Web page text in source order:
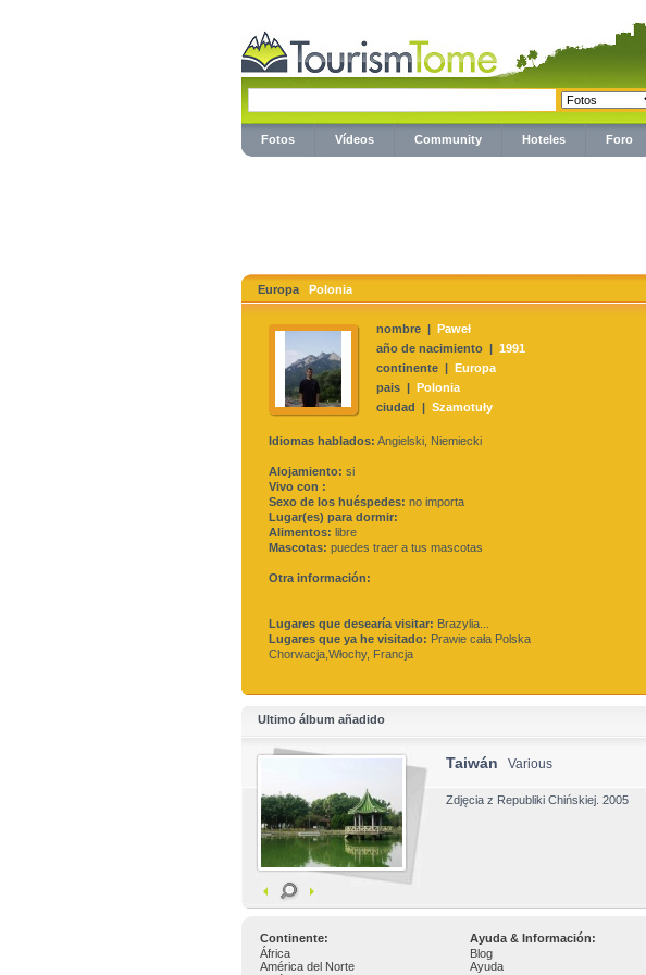
Fotos Vídeos Community Hoteles Foro
Europa Polonia
nombre | Paweł
año de nacimiento | 1991
continente | Europa
pais | Polonia
ciudad | Szamotuły
Idiomas hablados: Angielski, Niemiecki
Alojamiento: si
Vivo con :
Sexo de los huéspedes: no importa
Lugar(es) para dormir:
Alimentos: libre
Mascotas: puedes traer a tus mascotas
Otra información:
Lugares que desearía visitar: Brazylia...
Lugares que ya he visitado: Prawie cała Polska
Chorwacja,Włochy, Francja
Ultimo álbum añadido
Taiwán Various
Zdjęcia z Republiki Chińskiej. 2005
Continente: Ayuda & Información:
África
América del Norte
Blog
Ayuda